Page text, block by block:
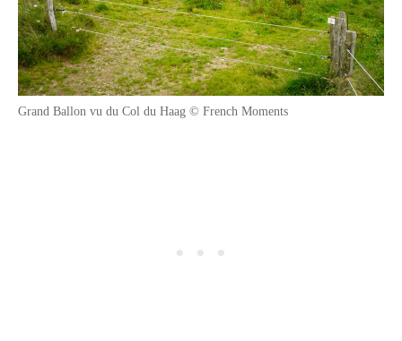
Grand Ballon vu du Col du Haag © French Moments